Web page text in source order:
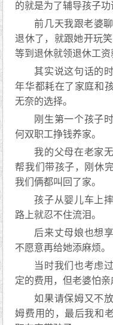
的就是为了辅导孩子功
前几天我跟老婆
退休了，就跟她开玩
等到退休就领退休工资
其实说这句话的
年华都耗在了家庭和
无奈的选择。
刚生第一个孩子
何双职工挣钱养家。
我的父母在老家
帮我们带孩子，刚休
我们俩都叫回了家。
孩子从婴儿车上
路上就忍不住流泪。
后来丈母娘也想
不愿意再给她添麻烦。
当时我们也考虑
定的费用，但老婆怕亲
如果请保姆又不
姆费用的，最后我和